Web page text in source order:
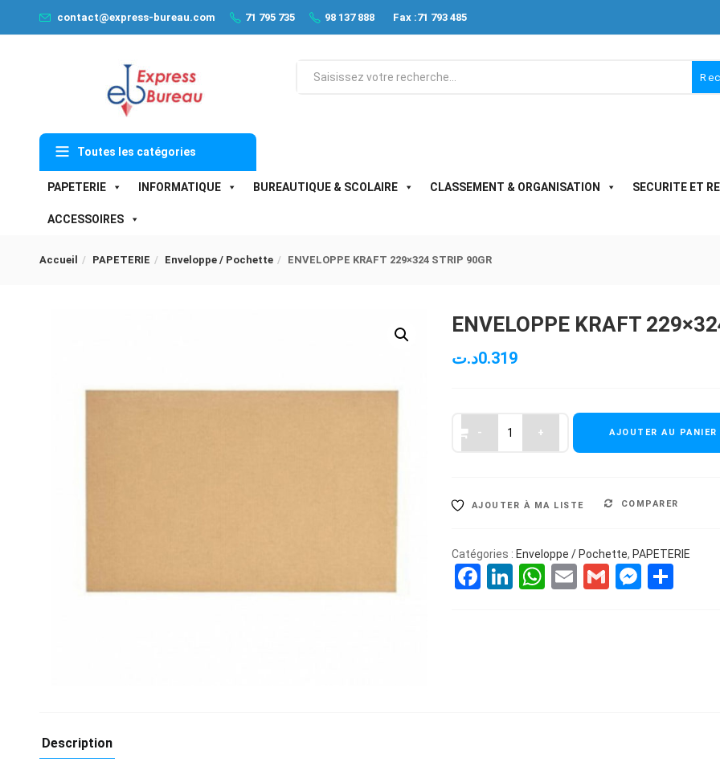
contact@express-bureau.com 71 795 735 98 137 888 Fax :71 793 485
Toutes les catégories
INFORMATIQUE
PAPETERIE BUREAUTIQUE & SCOLAIRE CLASSEMENT & ORGANISATION SECURITE ET
ACCESSOIRES
Accueil PAPETERIE Enveloppe / Pochette ENVELOPPE KRAFT 229×324 STRIP 90GR
ENVELOPPE KRAFT
0.319د.ت
AJOUTER AU PANIER
AJOUTER À MA LISTE COMPARER
Catégories : Enveloppe / Pochette, PAPETERIE
Facebook
LinkedIn
WhatsApp
EmailGmail
Description